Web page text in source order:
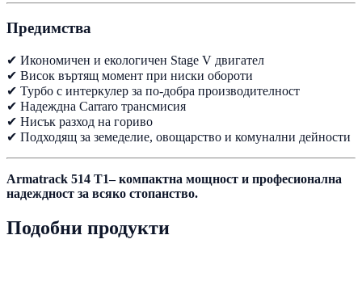
Предимства
✔ Икономичен и екологичен Stage V двигател
✔ Висок въртящ момент при ниски обороти
✔ Турбо с интеркулер за по-добра производителност
✔ Надеждна Carraro трансмисия
✔ Нисък разход на гориво
✔ Подходящ за земеделие, овощарство и комунални дейности
Armatrack 514 T1– компактна мощност и професионална
надеждност за всяко стопанство.
Подобни продукти